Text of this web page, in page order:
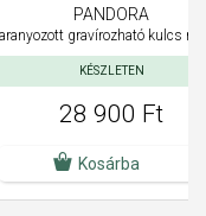
PANDORA
aranyozott gravírozható kulcs
KÉSZLETEN
28 900 Ft
Kosárba